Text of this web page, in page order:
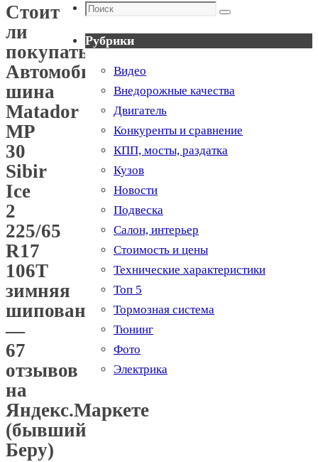
Стоит
ли
покупать
Автомобильная
шина
Matador
MP
30
Sibir
Ice
2
225/65
R17
106T
зимняя
шипованная
—
67
отзывов
на
Яндекс.Маркете
(бывший
Беру)
Поиск
Поиск
Рубрики
Видео
Внедорожные качества
Двигатель
Конкуренты и сравнение
КПП, мосты, раздатка
Кузов
Новости
Подвеска
Салон, интерьер
Стоимость и цены
Технические характеристики
Топ 5
Тормозная система
Тюнинг
Фото
Электрика